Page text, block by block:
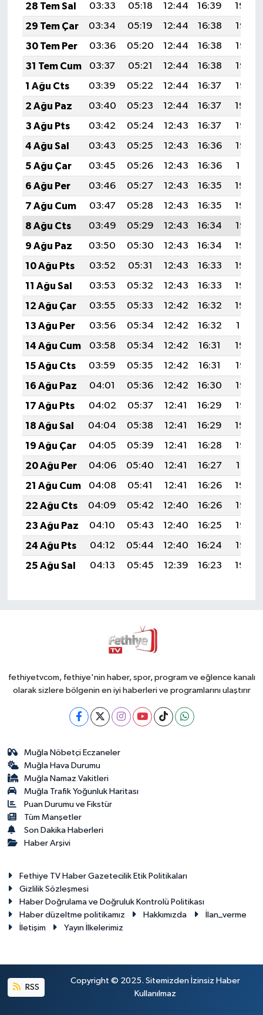
28 Tem Sal
03:33 05:18 12:44 16:39
19:59
29 Tem Çar
03:34 05:19 12:44 16:38
19:58
30 Tem Per
03:36 05:20 12:44 16:38
19:57
31 Tem Cum
03:37 05:21 12:44 16:38
19:56
1 Ağu Cts
03:39 05:22 12:44 16:37
19:55
2 Ağu Paz
03:40 05:23 12:44 16:37
19:54
3 Ağu Pts
03:42 05:24 12:43 16:37
19:53
4 Ağu Sal
03:43 05:25 12:43 16:36
19:52
5 Ağu Çar
03:45 05:26 12:43 16:36
19:51
6 Ağu Per
03:46 05:27 12:43 16:35
19:50
7 Ağu Cum
03:47 05:28 12:43 16:35
19:49
8 Ağu Cts
03:49 05:29 12:43 16:34
19:47
9 Ağu Paz
03:50 05:30 12:43 16:34
19:46
10 Ağu Pts
03:52 05:31 12:43 16:33
19:45
11 Ağu Sal
03:53 05:32 12:43 16:33
19:44
12 Ağu Çar
03:55 05:33 12:42 16:32
19:42
13 Ağu Per
03:56 05:34 12:42 16:32
19:41
14 Ağu Cum
03:58 05:34 12:42 16:31
19:40
15 Ağu Cts
03:59 05:35 12:42 16:31
19:38
16 Ağu Paz
04:01 05:36 12:42 16:30
19:37
17 Ağu Pts
04:02 05:37 12:41 16:29
19:35
18 Ağu Sal
04:04 05:38 12:41 16:29
19:34
19 Ağu Çar
04:05 05:39 12:41 16:28
19:33
20 Ağu Per
04:06 05:40 12:41 16:27
19:31
21 Ağu Cum
04:08 05:41 12:41 16:26
19:30
22 Ağu Cts
04:09 05:42 12:40 16:26
19:28
23 Ağu Paz
04:10 05:43 12:40 16:25
19:27
24 Ağu Pts
04:12 05:44 12:40 16:24
19:25
25 Ağu Sal
04:13 05:45 12:39 16:23 19:24
fethiyetvcom, fethiye'nin haber, spor, program ve eğlence kanalı
olarak sizlere bölgenin en iyi haberleri ve programlarını ulaştırır
Muğla Nöbetçi Eczaneler
Muğla Hava Durumu
Muğla Namaz Vakitleri
Muğla Trafik Yoğunluk Haritası
Puan Durumu ve Fikstür
Tüm Manşetler
Son Dakika Haberleri
Haber Arşivi
Fethiye TV Haber Gazetecilik Etik Politikaları
Gizlilik Sözleşmesi
Haber Doğrulama ve Doğruluk Kontrolü Politikası
Haber düzeltme politikamız
Hakkımızda
İlan_verme
İletişim
Yayın İlkelerimiz
RSS
Copyright © 2025. Sitemizden İzinsiz Haber
Kullanılmaz